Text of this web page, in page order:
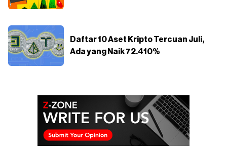
Daftar 10 Aset Kripto Tercuan Juli,
Ada yang Naik 72.410%